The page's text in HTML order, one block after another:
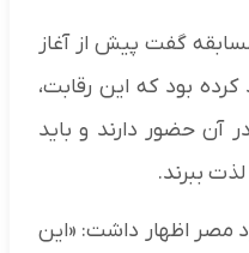
گفت پیش از آغاز
بود که این رقابت،
آن حضور دارند و باید
ببرند.
مصر اظهار داشت: «این